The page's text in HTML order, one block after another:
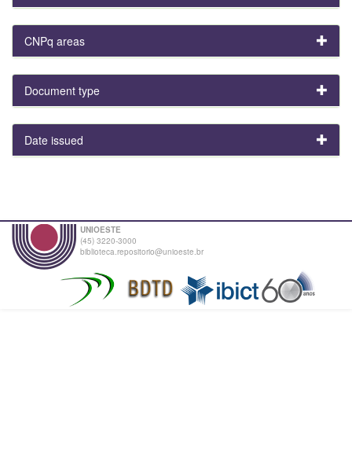
CNPq areas
Document type
Date issued
UNIOESTE
(45) 3220-3000
biblioteca.repositorio@unioeste.br